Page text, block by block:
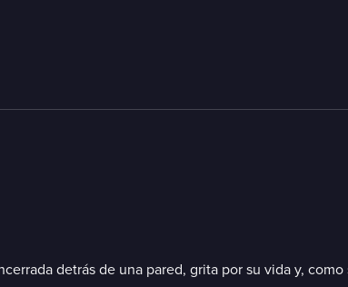
detrás de una pared, grita por su vida y,